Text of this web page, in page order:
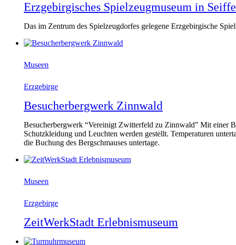
Erzgebirgisches Spielzeugmuseum in
Das im Zentrum des Spielzeugdorfes gelegene Erzgebirgische
Museen
Erzgebirge
Besucherbergwerk Zinnwald
Besucherbergwerk “Vereinigt Zwitterfeld zu Zinnwald” Mit einer
Schutzkleidung und Leuchten werden gestellt. Temperaturen
die Buchung des Bergschmauses untertage.
Museen
Erzgebirge
ZeitWerkStadt Erlebnismuseum